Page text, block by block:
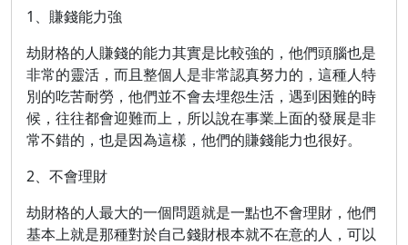
1、賺錢能力強
劫財格的人賺錢的能力其實是比較強的，他們頭腦也是
非常的靈活，而且整個人是非常認真努力的，這種人特
別的吃苦耐勞，他們並不會去埋怨生活，遇到困難的時
候，往往都會迎難而上，所以說在事業上面的發展是非
常不錯的，也是因為這樣，他們的賺錢能力也很好。
2、不會理財
劫財格的人最大的一個問題就是一點也不會理財，他們
基本上就是那種對於自己錢財根本就不在意的人，可以